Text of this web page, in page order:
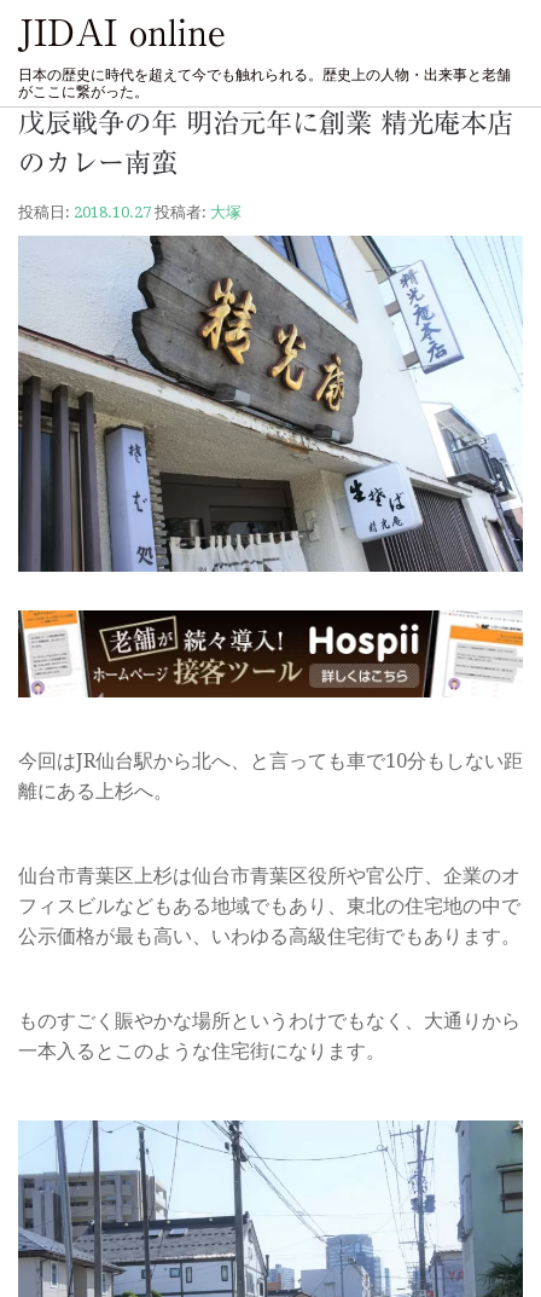
JIDAI online
日本の歴史に時代を超えて今でも触れられる。歴史上の人物・出来事と老舗
がここに繋がった。
戊辰戦争の年 明治元年に創業 精光庵本店
のカレー南蛮
投稿日: 2018.10.27 投稿者: 大塚
今回はJR仙台駅から北へ、と言っても車で10分もしない距
離にある上杉へ。
仙台市青葉区上杉は仙台市青葉区役所や官公庁、企業のオ
フィスビルなどもある地域でもあり、東北の住宅地の中で
公示価格が最も高い、いわゆる高級住宅街でもあります。
ものすごく賑やかな場所というわけでもなく、大通りから
一本入るとこのような住宅街になります。